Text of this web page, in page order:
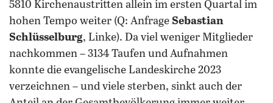
5810 Kirchenaustritten allein im ersten Quartal im
hohen Tempo weiter (Q: Anfrage Sebastian
Schlüsselburg, Linke). Da viel weniger Mitglieder
nachkommen – 3134 Taufen und Aufnahmen
konnte die evangelische Landeskirche 2023
verzeichnen – und viele sterben, sinkt auch der